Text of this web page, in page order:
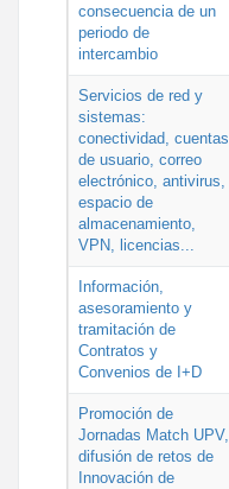
consecuencia de un
periodo de
intercambio
Servicios de red y
sistemas:
conectividad, cuentas
de usuario, correo
electrónico, antivirus,
espacio de
almacenamiento,
VPN, licencias...
Información,
asesoramiento y
tramitación de
Contratos y
Convenios de I+D
Promoción de
Jornadas Match UPV,
difusión de retos de
Innovación de